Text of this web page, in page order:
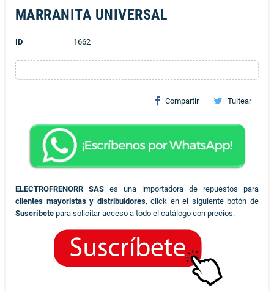
MARRANITA UNIVERSAL
ID 1662
Compartir Tuitear
ELECTROFRENORR SAS es una importadora de repuestos para
clientes mayoristas y distribuidores, click en el siguiente botón de
Suscríbete para solicitar acceso a todo el catálogo con precios.